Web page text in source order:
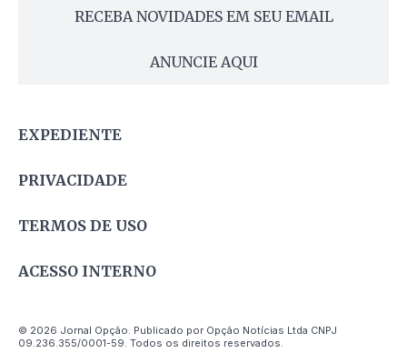
RECEBA NOVIDADES EM SEU EMAIL
ANUNCIE AQUI
EXPEDIENTE
PRIVACIDADE
TERMOS DE USO
ACESSO INTERNO
© 2026 Jornal Opção. Publicado por Opção Notícias Ltda CNPJ
09.236.355/0001-59. Todos os direitos reservados.